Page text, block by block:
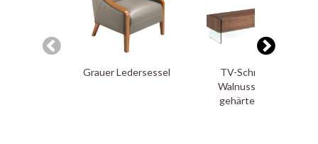
Grauer Ledersessel
TV-Schrank aus
Walnussholz und
gehärtetes Glas